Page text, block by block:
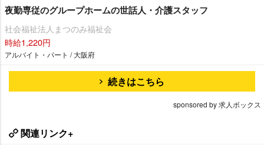
夜勤専従のグループホームの世話人・介護スタッフ
社会福祉法人まつのみ福祉会
時給1,220円
アルバイト・パート / 大阪府
続きはこちら
sponsored by 求人ボックス
関連リンク+